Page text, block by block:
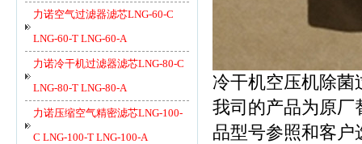
力诺空气过滤器滤芯LNG-60-C
LNG-60-T LNG-60-A
力诺冷干机过滤器滤芯LNG-80-C
LNG-80-T LNG-80-A
力诺压缩空气精密滤芯LNG-100-
C LNG-100-T LNG-100-A
冷干机空压机除菌
我司的产品为原厂
品型号参照和客户